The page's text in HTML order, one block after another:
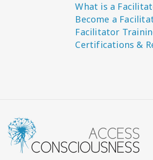
What is a
Become a
Facilitator
Certifications &